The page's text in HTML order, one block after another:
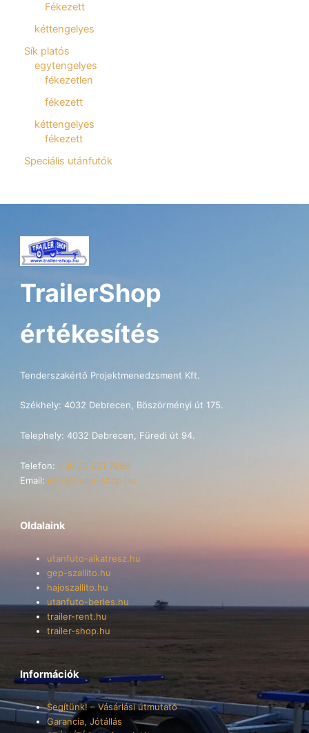
Fékezett
kéttengelyes
Sík platós
egytengelyes
fékezetlen
fékezett
kéttengelyes
fékezett
Speciális utánfutók
TrailerShop
értékesítés
Tenderszakértő Projektmenedzsment Kft.
Székhely: 4032 Debrecen, Böszörményi út 175.
Telephely: 4032 Debrecen, Füredi út 94.
Telefon: +36 70 621 7696
Email: info@trailer-shop.hu
Oldalaink
utanfuto-alkatresz.hu
gep-szallito.hu
hajoszallito.hu
utanfuto-berles.hu
trailer-rent.hu
trailer-shop.hu
Információk
Segítünk! – Vásárlási útmutató
Garancia, Jótállás